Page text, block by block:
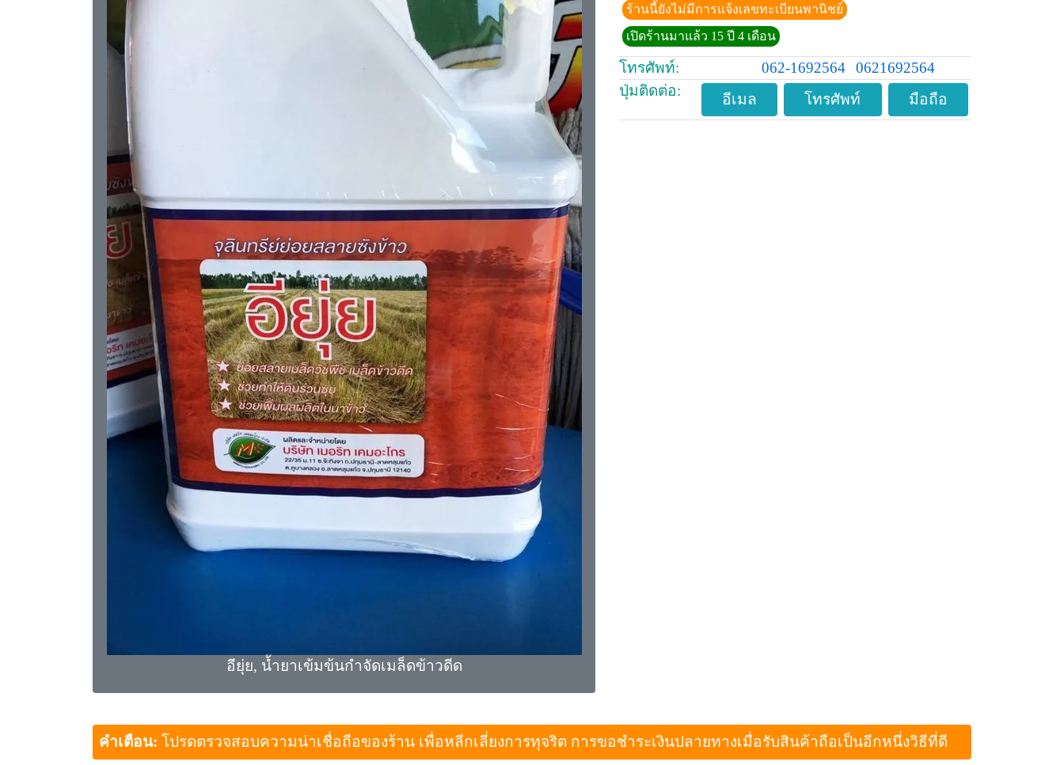
อียุ่ย, น้ำยาเข้มข้นกำจัดเมล็ดข้าวดีด
ร้านนี้ยังไม่มีการแจ้งเลขทะเบียนพานิชย์
เปิดร้านมาแล้ว 15 ปี 4 เดือน
โทรศัพท์: 062-1692564
0621692564
ปุ่มติดต่อ:
อีเมล โทรศัพท์ มือถือ
คำเตือน: โปรดตรวจสอบความน่าเชื่อถือของร้าน เพื่อหลีกเลี่ยงการทุจริต การขอชำระเงินปลายทางเมื่อรับสินค้าถือเป็นอีกหนึ่งวิธีที่ดี